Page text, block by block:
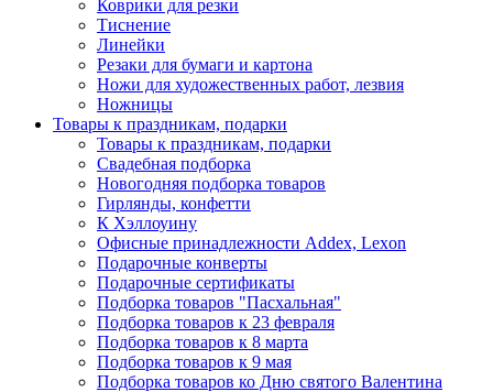
Коврики для резки
Тиснение
Линейки
Резаки для бумаги и картона
Ножи для художественных работ, лезвия
Ножницы
Товары к праздникам, подарки
Товары к праздникам, подарки
Свадебная подборка
Новогодняя подборка товаров
Гирлянды, конфетти
К Хэллоуину
Офисные принадлежности Addex, Lexon
Подарочные конверты
Подарочные сертификаты
Подборка товаров "Пасхальная"
Подборка товаров к 23 февраля
Подборка товаров к 8 марта
Подборка товаров к 9 мая
Подборка товаров ко Дню святого Валентина